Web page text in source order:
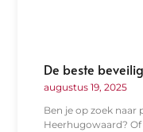
De beste
augustus 19, 2025
Ben je op zoek naar
Heerhugowaard?